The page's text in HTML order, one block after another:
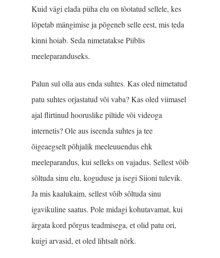
Kuid vägi elada püha elu on tõotatud sellele, kes
lõpetab mängimise ja põgeneb selle eest, mis teda
kinni hoiab. Seda nimetatakse Piiblis
meeleparanduseks.
Palun sul olla aus enda suhtes. Kas oled nimetatud
patu suhtes orjastatud või vaba? Kas oled viimasel
ajal flirtinud hooruslike piltide või videoga
internetis? Ole aus iseenda suhtes ja tee
õigeaegselt põhjalik meeleuuendus ehk
meeleparandus, kui selleks on vajadus. Sellest võib
sõltuda sinu elu, koguduse ja isegi Siioni tulevik.
Ja mis kaalukaim, sellest võib sõltuda sinu
igavikuline saatus. Pole midagi kohutavamat, kui
ärgata kord põrgus teadmisega, et olid patu ori,
kuigi arvasid, et oled lihtsalt nõrk.